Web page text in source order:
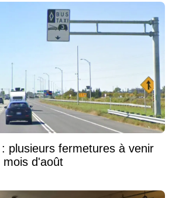
plusieurs fermetures à venir
d'août